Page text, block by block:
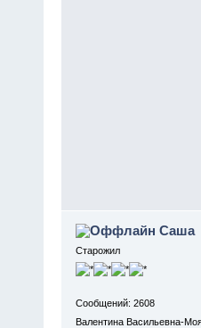
Саша
Старожил
Сообщений: 2608
Валентина Васильевна-